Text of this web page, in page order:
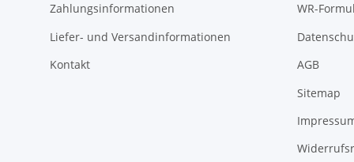
Zahlungsinformationen
Liefer- und Versandinformationen
Kontakt
WR-
AGB
Sitemap